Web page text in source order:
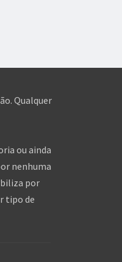
Qualquer
ou ainda
nenhuma
por
tipo de